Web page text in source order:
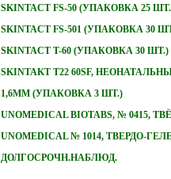
SKINTACT FS-50 (УПАКОВКА 25
SKINTACT FS-501 (УПАКОВКА 30
SKINTACT T-60 (УПАКОВКА 30 ШТ.)
SKINTAKT T22 60SF,
1,6ММ (УПАКОВКА 3 ШТ.)
UNOMEDICAL BIOTABS, № 0415,
UNOMEDICAL № 1014, ТВЕРДО-
ДОЛГОСРОЧН.НАБЛЮД.